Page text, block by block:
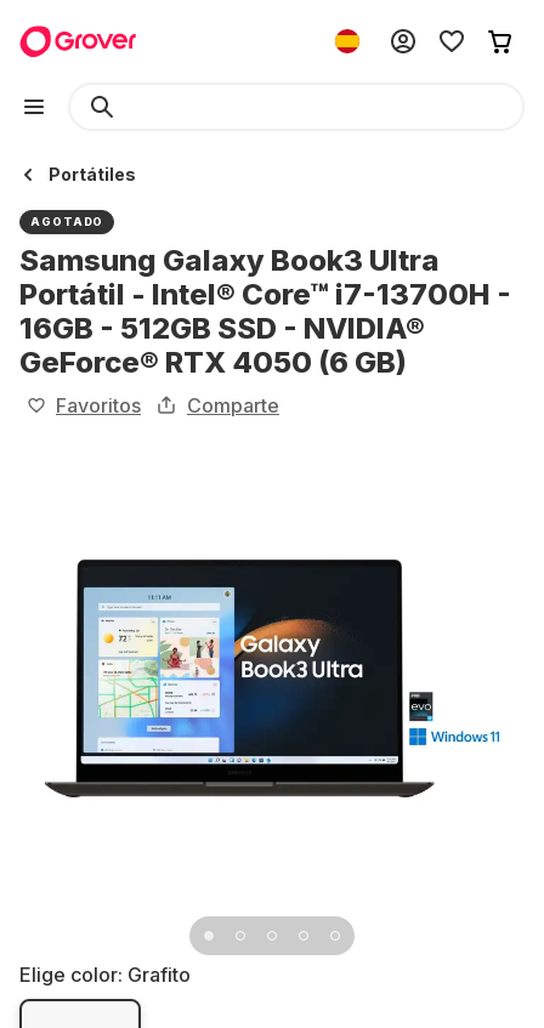
Portátiles
AGOTADO
Samsung Galaxy Book3 Ultra
Portátil - Intel® Core™ i7-13700H -
16GB - 512GB SSD - NVIDIA®
GeForce® RTX 4050 (6 GB)
Favoritos Comparte
Elige color: Grafito